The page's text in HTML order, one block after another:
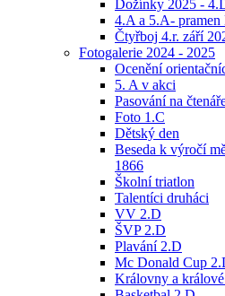
Dožínky 2025 -
4.A a 5.A- pramen
Čtyřboj 4.r. září
Fotogalerie 2024 - 2025
Ocenění
5. A v akci
Pasování na
Foto 1.C
Dětský den
Beseda k výročí
1866
Školní triatlon
Talentíci druháci
VV 2.D
ŠVP 2.D
Plavání 2.D
Mc Donald Cup
Královny a